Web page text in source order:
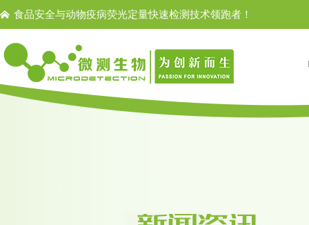
食品安全与动物疫病荧光定量快速检测技术领跑者！